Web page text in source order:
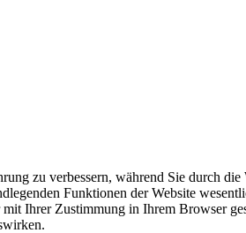
zu verbessern, während Sie durch
Funktionen der Website
Ihrer Zustimmung in Ihrem Browser